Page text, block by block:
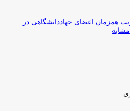
همزمان اعضای جهاددانشگاهی در